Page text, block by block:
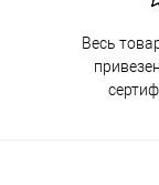
Весь